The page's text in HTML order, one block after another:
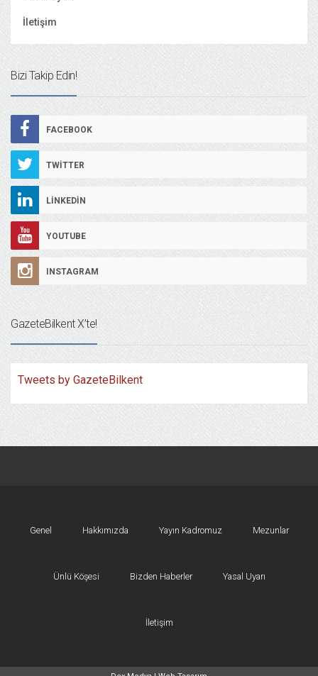
İletişim
Bizi Takip Edin!
FACEBOOK
TWITTER
LINKEDIN
YOUTUBE
INSTAGRAM
GazeteBilkent X’te!
Tweets by GazeteBilkent
Genel Hakkımızda Yayın Kadromuz Mezunlar
Ünlü Köşesi Bizden Haberler Yasal Uyarı
İletişim